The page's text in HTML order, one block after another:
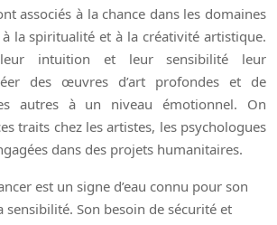
associés à la chance dans les domaines
la spiritualité et à la créativité artistique.
intuition et leur sensibilité leur
des œuvres d’art profondes et de
autres à un niveau émotionnel. On
traits chez les artistes, les psychologues
dans des projets humanitaires.
est un signe d’eau connu pour son
sensibilité. Son besoin de sécurité et